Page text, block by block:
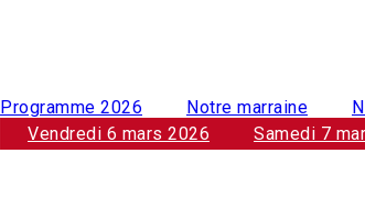
Programme 2026
Vendredi 6 mars 2026
Samedi 7
Notre marraine